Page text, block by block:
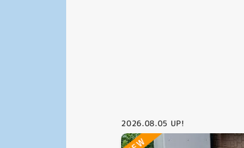
2026.08.05 UP!